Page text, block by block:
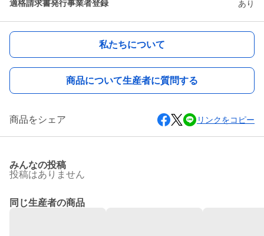
適格請求書発行事業者登録 あり
私たちについて
商品について生産者に質問する
商品をシェア リンクをコピー
みんなの投稿
投稿はありません
同じ生産者の商品